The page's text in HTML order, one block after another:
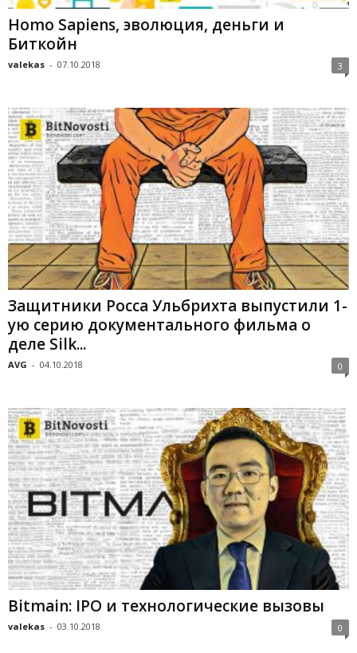
Homo Sapiens, эволюция, деньги и
Биткойн
valekas - 07.10.2018 3
Защитники Росса Ульбрихта выпустили 1-
ую серию документального фильма о
деле Silk...
AVG - 04.10.2018 0
Bitmain: IPO и технологические вызовы
valekas - 03.10.2018 0